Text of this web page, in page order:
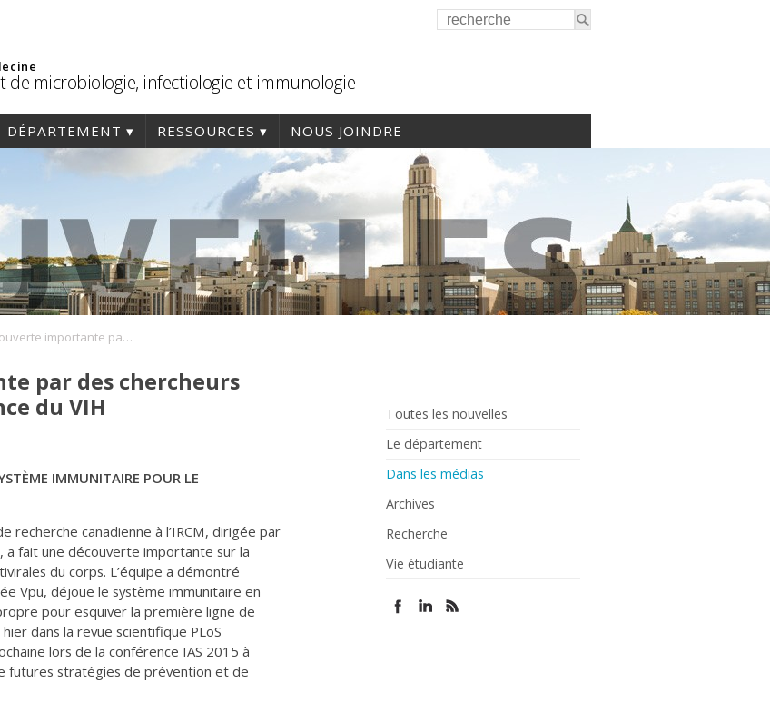
de microbiologie, infectiologie et immunologie
DÉPARTEMENT RESSOURCES NOUS JOINDRE
Une découverte importante par des chercheurs canadiens sur la persistance du VIH
Toutes les nouvelles
Le département
Dans les médias
Archives
Recherche
Vie étudiante
par des chercheurs
du VIH
IMMUNITAIRE POUR LE
recherche canadienne à l’IRCM, dirigée par
a fait une découverte importante sur la
du corps. L’équipe a démontré
Vpu, déjoue le système immunitaire en
pour esquiver la première ligne de
dans la revue scientifique PLoS
lors de la conférence IAS 2015 à
futures stratégies de prévention et de